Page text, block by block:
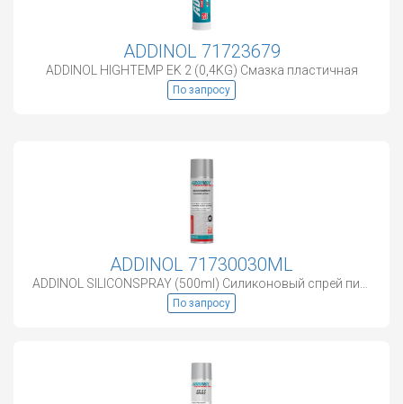
ADDINOL 71723679
ADDINOL HIGHTEMP EK 2 (0,4KG) Смазка пластичная
По запросу
ADDINOL 71730030ML
По запросу